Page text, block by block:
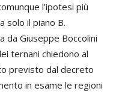
l’ipotesi più
solo il piano B.
da Giuseppe Boccolini
ternani chiedono al
previsto dal decreto
in esame le regioni